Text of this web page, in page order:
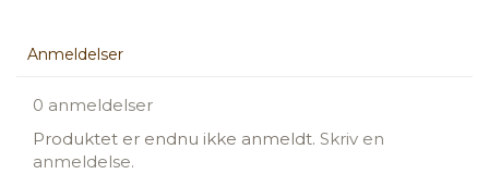
Anmeldelser
0 anmeldelser
Produktet er endnu ikke anmeldt. Skriv en
anmeldelse.